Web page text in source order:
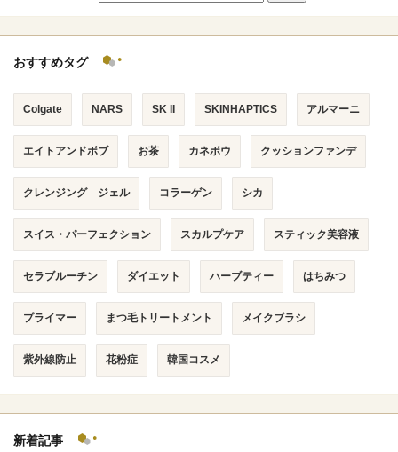
おすすめタグ
Colgate NARS SK II SKINHAPTICS アルマーニ
エイトアンドボブ お茶 カネボウ クッションファンデ
クレンジング ジェル コラーゲン シカ
スイス・パーフェクション スカルプケア スティック美容液
セラブルーチン ダイエット ハーブティー はちみつ
プライマー まつ毛トリートメント メイクブラシ
紫外線防止 花粉症 韓国コスメ
新着記事